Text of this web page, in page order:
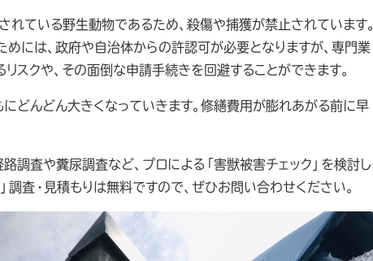
れている野生動物であるため、殺傷や捕獲が禁止されています。
めには、政府や自治体からの許認可が必要となりますが、専門業
スクや、その面倒な申請手続きを回避することができます。
にどんどん大きくなっていきます。修繕費用が膨れあがる前に早
調査や糞尿調査など、プロによる「害獣被害チェック」を検討し
調査・見積もりは無料ですので、ぜひお問い合わせください。